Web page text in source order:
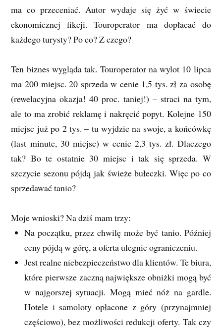
ma co przeceniać. Autor wydaje się żyć w świecie
ekonomicznej fikcji. Touroperator ma dopłacać do
każdego turysty? Po co? Z czego?
Ten biznes wygląda tak. Touroperator na wylot 10 lipca
ma 200 miejsc. 20 sprzeda w cenie 1,5 tys. zł za osobę
(rewelacyjna okazja! 40 proc. taniej!) – straci na tym,
ale to ma zrobić reklamę i nakręcić popyt. Kolejne 150
miejsc już po 2 tys. – tu wyjdzie na swoje, a końcówkę
(last minute, 30 miejsc) w cenie 2,3 tys. zł. Dlaczego
tak? Bo te ostatnie 30 miejsc i tak się sprzeda. W
szczycie sezonu pójdą jak świeże bułeczki. Więc po co
sprzedawać tanio?
Moje wnioski? Na dziś mam trzy:
Na początku, przez chwilę może być tanio. Później
ceny pójdą w górę, a oferta ulegnie ograniczeniu.
Jest realne niebezpieczeństwo dla klientów. Te biura,
które pierwsze zaczną największe obniżki mogą być
w najgorszej sytuacji. Mogą mieć nóż na gardle.
Hotele i samoloty opłacone z góry (przynajmniej
częściowo), bez możliwości redukcji oferty. Tak czy